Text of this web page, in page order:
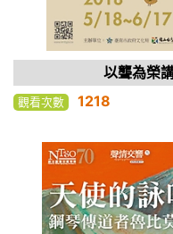
以聾為榮
觀看次數 1218